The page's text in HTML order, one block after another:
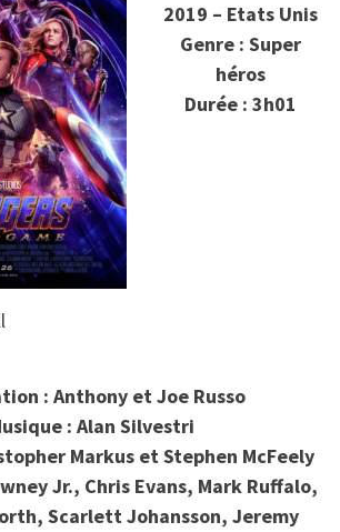
2019 – Etats Unis
Genre : Super
héros
Durée : 3h01
: Anthony et Joe Russo
: Alan Silvestri
Markus et Stephen McFeely
Jr., Chris Evans, Mark Ruffalo,
Scarlett Johansson, Jeremy